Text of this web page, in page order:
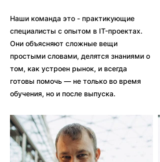
Наши команда это - практикующие
специалисты с опытом в IT-проектах.
Они объясняют сложные вещи
простыми словами, делятся знаниями о
том, как устроен рынок, и всегда
готовы помочь — не только во время
обучения, но и после выпуска.